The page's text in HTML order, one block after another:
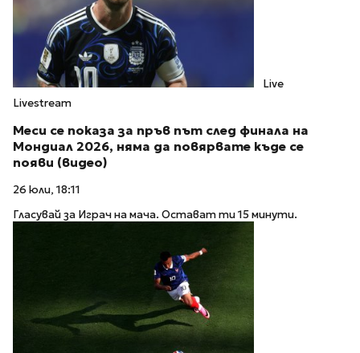
Live
Livestream
Меси се показа за пръв път след финала на
Мондиал 2026, няма да повярвате къде се
появи (видео)
26 юли, 18:11
Гласувай за Играч на мача. Остават ти 15 минути.